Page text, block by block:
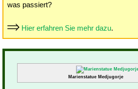
was passiert?
Hier erfahren Sie mehr dazu.
Marienstatue Medjugorje